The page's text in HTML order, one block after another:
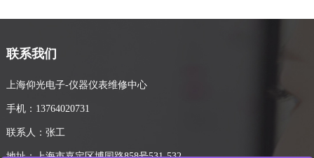
联系我们
上海仰光电子-仪器仪表维修中心
手机：13764020731
联系人：张工